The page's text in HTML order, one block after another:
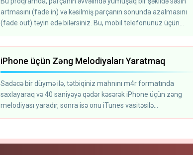
artmasını (fade in) və kəsilmiş parçanın sonunda azalmasını
(fade out) təyin edə bilərsiniz. Bu, mobil telefonunuz üçün
iPhone üçün Zəng Melodiyaları Yaratmaq
Sadəcə bir düymə ilə, tətbiqiniz mahnını m4r formatında
saxlayaraq və 40 saniyəyə qədər kəsərək iPhone üçün zəng
melodiyası yaradır, sonra isə onu iTunes vasitəsilə